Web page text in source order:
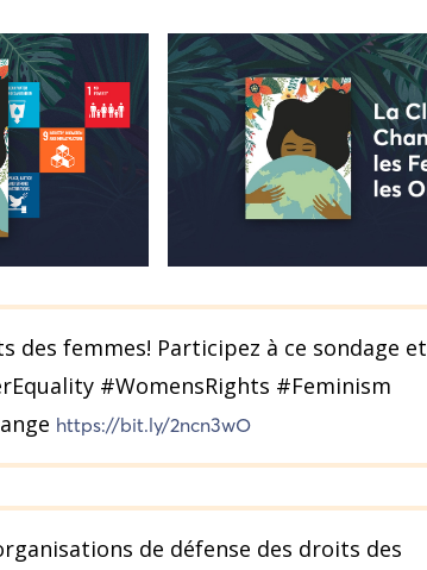
des femmes! Participez à ce sondage et
#WomensRights #Feminism
https://bit.ly/2ncn3wO
de défense des droits des